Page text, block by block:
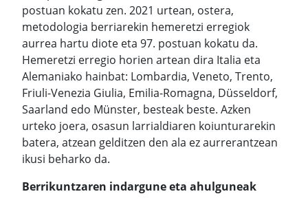
postuan kokatu zen. 2021 urtean, ostera,
metodologia berriarekin hemeretzi erregiok
aurrea hartu diote eta 97. postuan kokatu da.
Hemeretzi erregio horien artean dira Italia eta
Alemaniako hainbat: Lombardia, Veneto, Trento,
Friuli-Venezia Giulia, Emilia-Romagna, Düsseldorf,
Saarland edo Münster, besteak beste. Azken
urteko joera, osasun larrialdiaren koiunturarekin
batera, atzean gelditzen den ala ez aurrerantzean
ikusi beharko da.
Berrikuntzaren indargune eta ahulguneak